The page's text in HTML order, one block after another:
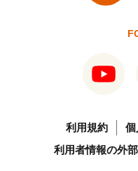
利用規約
個
利用者情報の外